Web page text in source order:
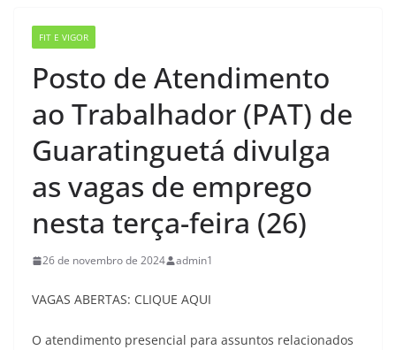
FIT E VIGOR
Posto de Atendimento
ao Trabalhador (PAT) de
Guaratinguetá divulga
as vagas de emprego
nesta terça-feira (26)
26 de novembro de 2024 admin1
VAGAS ABERTAS: CLIQUE AQUI
O atendimento presencial para assuntos relacionados